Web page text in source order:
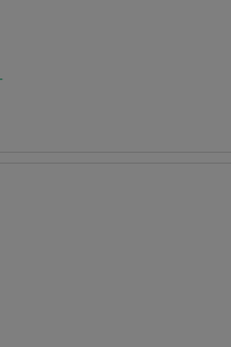
onze